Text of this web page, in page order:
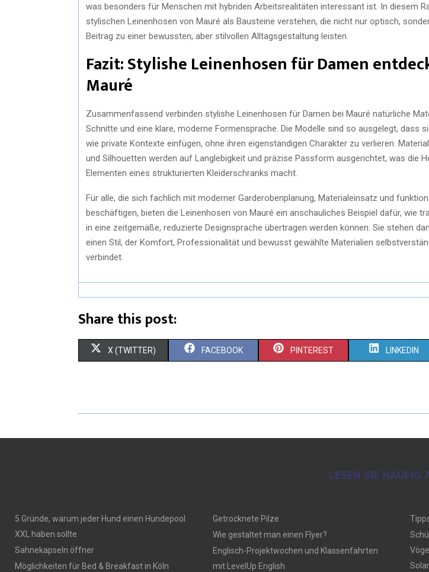
was besonders für Menschen mit hybriden Arbeitsrealitäten interessant ist. In diesem
stylischen Leinenhosen von Mauré als Bausteine verstehen, die nicht nur optisch,
Beitrag zu einer bewussten, aber stilvollen Alltagsgestaltung leisten.
Fazit: Stylishe Leinenhosen für Damen
Mauré
Zusammenfassend verbinden stylishe Leinenhosen für Damen bei Mauré natürliche
Schnitte und eine klare, moderne Formensprache. Die Modelle sind so ausgelegt, dass
wie private Kontexte einfügen, ohne ihren eigenständigen Charakter zu verlieren.
und Silhouetten werden auf Langlebigkeit und präzise Passform ausgerichtet, was die
Elementen eines strukturierten Kleiderschranks macht.
Für alle, die sich fachlich mit moderner Garderobenplanung, Materialeinsatz und
beschäftigen, bieten die Leinenhosen von Mauré ein anschauliches Beispiel dafür, wie
in eine zeitgemäße, reduzierte Designsprache übertragen werden können. Sie stehen
einen Stil, der Komfort, Professionalität und bewusst gewählte Materialien
verbindet.
Share this post:
X (TWITTER) FACEBOOK PINTEREST LINKEDIN
LESEN SIE HÄUFIG
5 Gründe, warum jeder Hund einen Hundepool
XXL haben sollte
Sahnekapseln öffner
Möglichkeiten für Bed & Breakfast in Köln
Getrocknete Pilze
Wie gestaltet man einen Flyer?
Englisch-Projektwochen und Klassenfahrten
mit LevelUp English
Solar